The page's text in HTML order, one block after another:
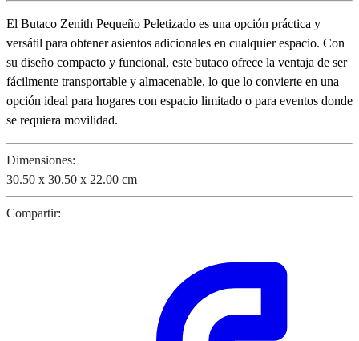
El Butaco Zenith Pequeño Peletizado es una opción práctica y
versátil para obtener asientos adicionales en cualquier espacio. Con
su diseño compacto y funcional, este butaco ofrece la ventaja de ser
fácilmente transportable y almacenable, lo que lo convierte en una
opción ideal para hogares con espacio limitado o para eventos donde
se requiera movilidad.
Dimensiones:
30.50 x 30.50 x 22.00 cm
Compartir: